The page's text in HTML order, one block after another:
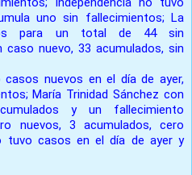
uno sin fallecimientos; La
para un total de 44 sin
nuevo, 33 acumulados, sin
nuevos en el día de ayer,
María Trinidad Sánchez con
y un fallecimiento
nuevos, 3 acumulados, cero
tuvo casos en el día de ayer y